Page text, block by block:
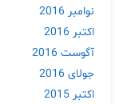
نوامبر 2016
اکتبر 2016
آگوست 2016
جولای 2016
اکتبر 2015